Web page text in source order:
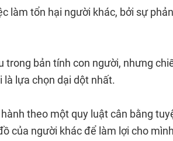
làm tổn hại người khác, bởi sự
trong bản tính con người, nhưng
là lựa chọn dại dột nhất.
theo một quy luật cân bằng
của người khác để làm lợi cho